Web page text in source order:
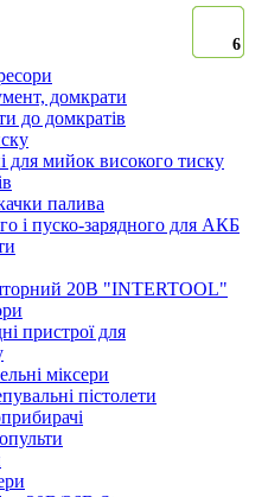
домкрати
до домкратів
для мийок високого тиску
палива
і пуско-зарядного для АКБ
20В "INTERTOOL"
пристрої для
міксери
пістолети
6
6
6
6
6